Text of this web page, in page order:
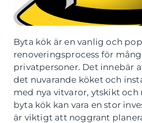
Byta kök är en vanlig och
renoveringsprocess för
privatpersoner. Det innebär
det nuvarande köket och
med nya vitvaror, ytskikt
byta kök kan vara en stor
är viktigt att noggrant